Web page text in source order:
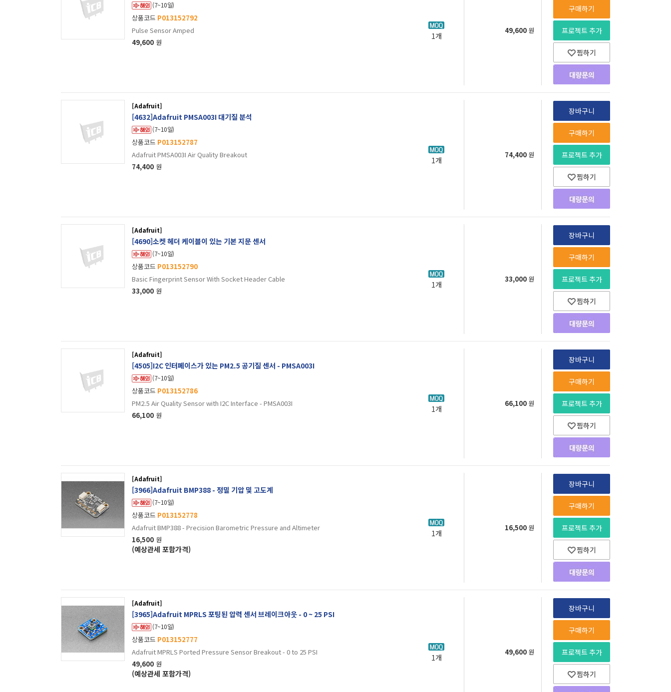
(7~10일)
상품코드 P013152792
Pulse Sensor Amped
49,600 원
1개
49,600 원
구매하기
프로젝트 추가
찜하기
[Adafruit]
[4632]Adafruit PMSA003I 대기질 분석
(7~10일)
상품코드 P013152787
Adafruit PMSA003I Air Quality Breakout
74,400 원
1개
74,400 원
장바구니
구매하기
프로젝트 추가
찜하기
[Adafruit]
[4690]소켓 헤더 케이블이 있는 기본 지문 센서
(7~10일)
상품코드 P013152790
Basic Fingerprint Sensor With Socket Header Cable
33,000 원
1개
33,000 원
장바구니
구매하기
프로젝트 추가
찜하기
[Adafruit]
[4505]I2C 인터페이스가 있는 PM2.5 공기질 센서 - PMSA003I
(7~10일)
상품코드 P013152786
PM2.5 Air Quality Sensor with I2C Interface - PMSA003I
66,100 원
1개
66,100 원
장바구니
구매하기
프로젝트 추가
찜하기
[Adafruit]
[3966]Adafruit BMP388 - 정밀 기압 및 고도계
(7~10일)
상품코드 P013152778
Adafruit BMP388 - Precision Barometric Pressure and Altimeter
16,500 원
(예상관세 포함가격)
1개
16,500 원
장바구니
구매하기
프로젝트 추가
찜하기
[Adafruit]
[3965]Adafruit MPRLS 포팅된 압력 센서 브레이크아웃 - 0 ~ 25 PSI
(7~10일)
상품코드 P013152777
Adafruit MPRLS Ported Pressure Sensor Breakout - 0 to 25 PSI
49,600 원
(예상관세 포함가격)
1개
49,600 원
장바구니
구매하기
프로젝트 추가
찜하기